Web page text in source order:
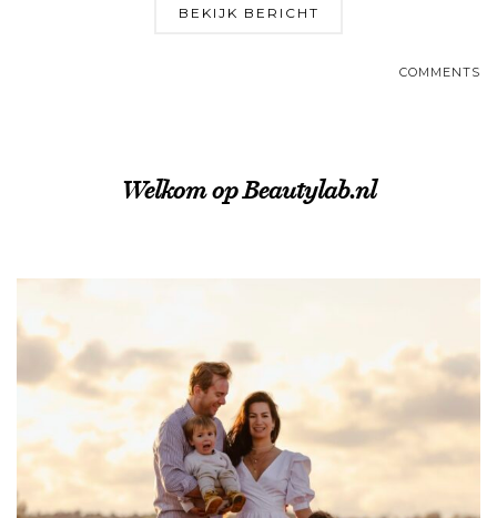
BEKIJK BERICHT
COMMENTS
Welkom op Beautylab.nl